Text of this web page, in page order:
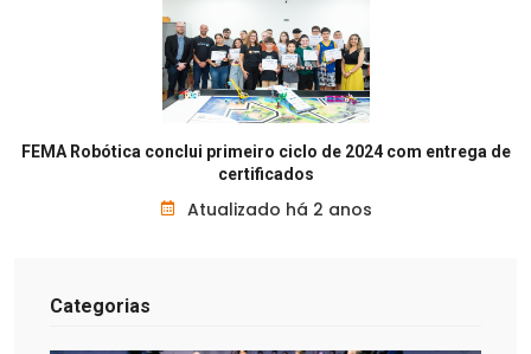
FEMA Robótica conclui primeiro ciclo de 2024 com entrega de
certificados
Atualizado há 2 anos
Categorias